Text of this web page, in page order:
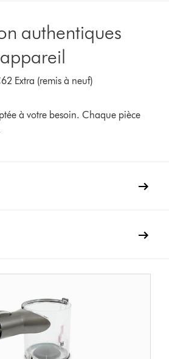
authentiques
Extra (remis à neuf)
à votre besoin. Chaque pièce